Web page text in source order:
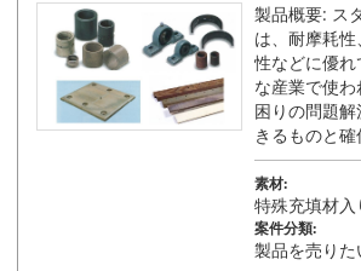
製品概要: ス
は、耐摩耗
性などに優
な産業で使
困りの問題
きるものと確
素材:
特殊充填材
案件分類:
製品を売りた